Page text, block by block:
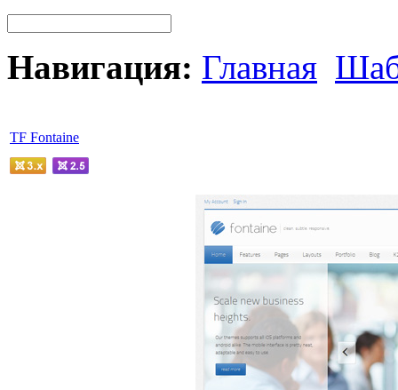
Навигация: Главная
TF Fontaine